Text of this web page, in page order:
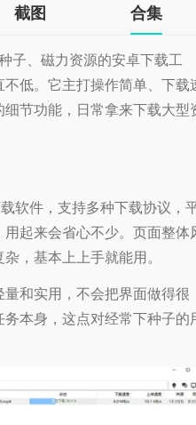
截图 合集
子、磁力资源的安卓下载工
低。它主打操作简单、下载
节功能，日常拿来下载大型
软件，支持多种下载协议，
起来会省心不少。页面整体
，基本上上手就能用。
和实用，不会把界面做得很
本身，这点对经常下种子的